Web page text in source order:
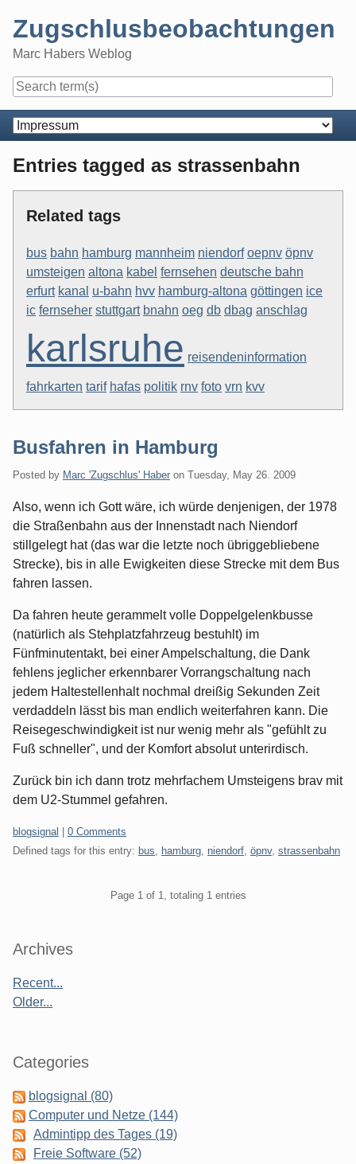
content
Zugschlusbeobachtungen
Marc Habers Weblog
Navigation
Entries tagged as strassenbahn
Related tags
bus bahn hamburg mannheim niendorf oepnv öpnv
umsteigen altona kabel fernsehen deutsche bahn
erfurt kanal u-bahn hvv hamburg-altona göttingen ice
ic fernseher stuttgart bnahn oeg db dbag anschlag
karlsruhe reisendeninformation
fahrkarten tarif hafas politik rnv foto vrn kvv
Busfahren in Hamburg
Posted by Marc 'Zugschlus' Haber on Tuesday, May 26. 2009
Also, wenn ich Gott wäre, ich würde denjenigen, der 1978
die Straßenbahn aus der Innenstadt nach Niendorf
stillgelegt hat (das war die letzte noch übriggebliebene
Strecke), bis in alle Ewigkeiten diese Strecke mit dem Bus
fahren lassen.
Da fahren heute gerammelt volle Doppelgelenkbusse
(natürlich als Stehplatzfahrzeug bestuhlt) im
Fünfminutentakt, bei einer Ampelschaltung, die Dank
fehlens jeglicher erkennbarer Vorrangschaltung nach
jedem Haltestellenhalt nochmal dreißig Sekunden Zeit
verdaddeln lässt bis man endlich weiterfahren kann. Die
Reisegeschwindigkeit ist nur wenig mehr als "gefühlt zu
Fuß schneller", und der Komfort absolut unterirdisch.
Zurück bin ich dann trotz mehrfachem Umsteigens brav mit
dem U2-Stummel gefahren.
Categories:
blogsignal
0 Comments
Defined tags for this entry: bus hamburg niendorf öpnv, strassenbahn
Page 1 of 1, totaling 1 entries
Sidebar
Archives
Recent...
Older...
Categories
blogsignal (80)
Computer und Netze (144)
Admintipp des Tages (19)
Freie Software (52)